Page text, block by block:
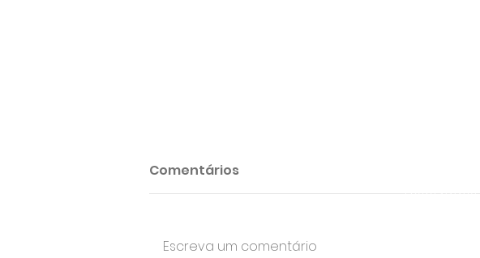
Comentários
Escreva um comentário
reservados.